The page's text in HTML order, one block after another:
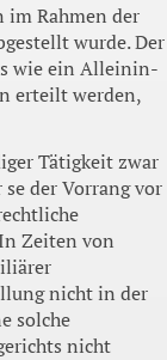
im Rahmen der
wurde. Der
wie ein Alleinin­
erteilt werden,
Tätig­keit zwar
der Vor­rang vor
Zeiten von
nicht in der
solche
nicht